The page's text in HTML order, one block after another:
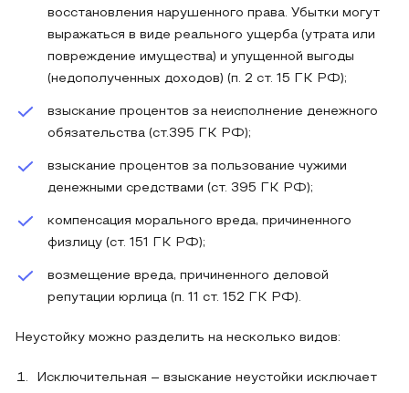
восстановления нарушенного права. Убытки могут
выражаться в виде реального ущерба (утрата или
повреждение имущества) и упущенной выгоды
(недополученных доходов) (п. 2 ст. 15 ГК РФ);
взыскание процентов за неисполнение денежного
обязательства (ст.395 ГК РФ);
взыскание процентов за пользование чужими
денежными средствами (ст. 395 ГК РФ);
компенсация морального вреда, причиненного
физлицу (ст. 151 ГК РФ);
возмещение вреда, причиненного деловой
репутации юрлица (п. 11 ст. 152 ГК РФ).
Неустойку можно разделить на несколько видов:
Исключительная – взыскание неустойки исключает